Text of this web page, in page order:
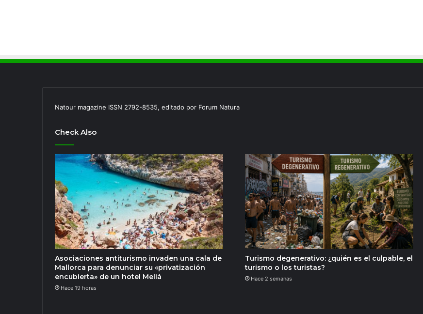
Natour magazine ISSN 2792-8535, editado por Forum Natura
Check Also
Asociaciones antiturismo invaden una cala de
Mallorca para denunciar su «privatización
encubierta» de un hotel Meliá
Hace 19 horas
Turismo degenerativo: ¿quién es el culpable, el
turismo o los turistas?
Hace 2 semanas